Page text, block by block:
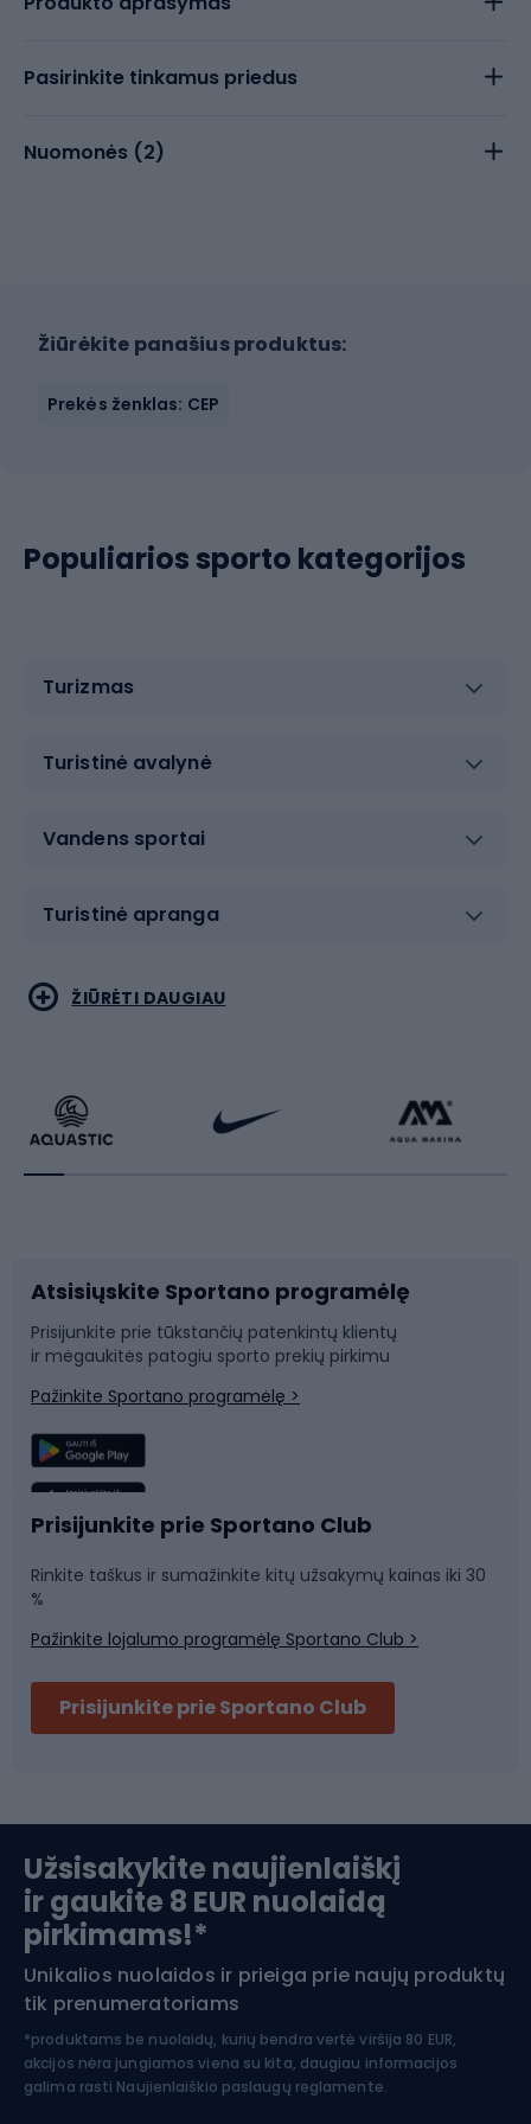
Pasirinkite tinkamus priedus
Nuomonės (2)
Žiūrėkite panašius produktus:
Prekės ženklas: CEP
Populiarios sporto kategorijos
Turizmas
Turistinė avalynė
Vandens sportai
Turistinė apranga
Bėgimas
Dviratininkų apranga
Dviračių dalys
Laipiojimas
Žvejyba
Sportinė medicina
Koviniai sportai
Rakečių sportas
Rogutės ir čiuožynės
Snieglenčių sportas
Plaukimas
Komandinis sportas
Slidinėjimas
Apranga žiemos sportui
Šiaurietiškas ėjimas
ŽIŪRĖTI DAUGIAU
Atsisiųskite Sportano programėlę
Prisijunkite prie tūkstančių patenkintų klientų
ir mėgaukitės patogiu sporto prekių pirkimu
Pažinkite Sportano programėlę >
Prisijunkite prie Sportano Club
Rinkite taškus ir sumažinkite kitų užsakymų kainas iki 30
%
Pažinkite lojalumo programėlę Sportano Club >
Prisijunkite prie Sportano Club
Užsisakykite naujienlaiškį
ir gaukite 8 EUR nuolaidą
pirkimams!*
Unikalios nuolaidos ir prieiga prie naujų produktų
tik prenumeratoriams
*produktams be nuolaidų, kurių bendra vertė viršija 80 EUR,
akcijos nėra jungiamos viena su kita, daugiau informacijos
galima rasti Naujienlaiškio paslaugų reglamente.